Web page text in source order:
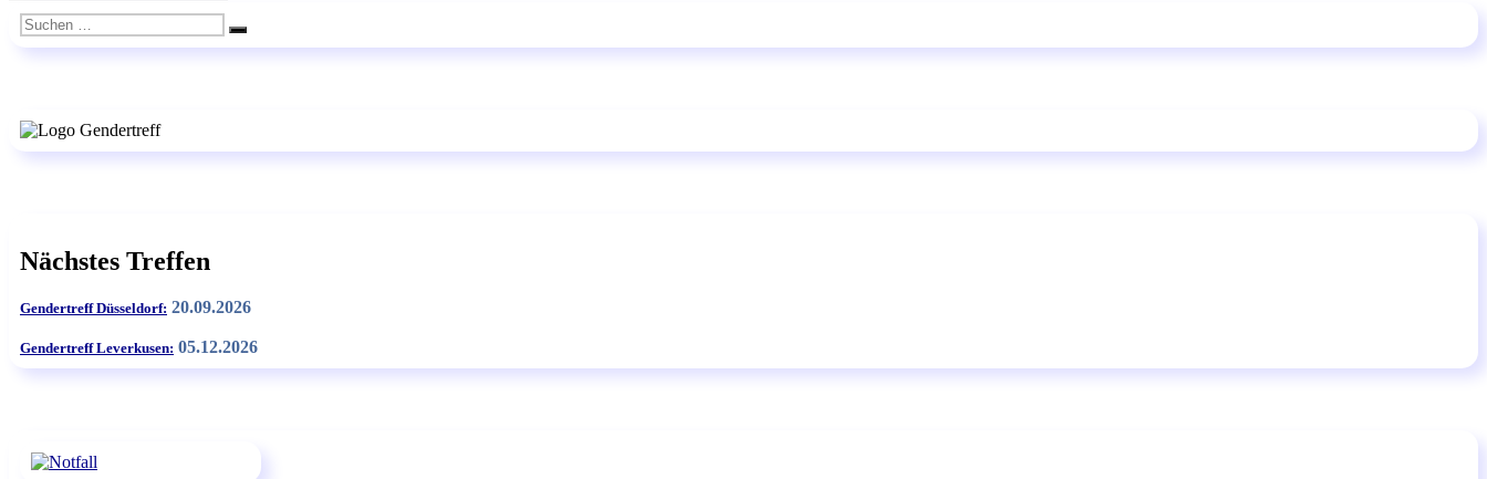
Suchen
nach:
Suchen
Nächstes Treffen
Gendertreff Düsseldorf: 20.09.2026
Gendertreff Leverkusen: 05.12.2026